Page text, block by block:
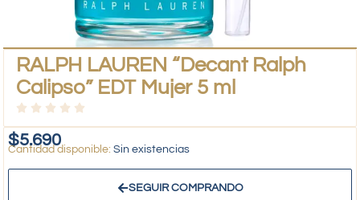
RALPH LAUREN “Decant Ralph
Calipso” EDT Mujer 5 ml
$5.690 Sin existencias
SEGUIR COMPRANDO